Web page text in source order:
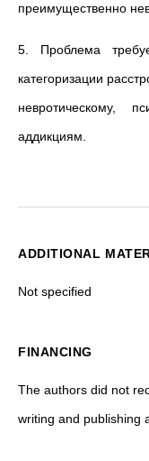
преимущественно
5. Проблема
категоризации
невротическому,
аддикциям.
ADDITIONAL
Not specified
FINANCING
The authors did not
writing and publishing